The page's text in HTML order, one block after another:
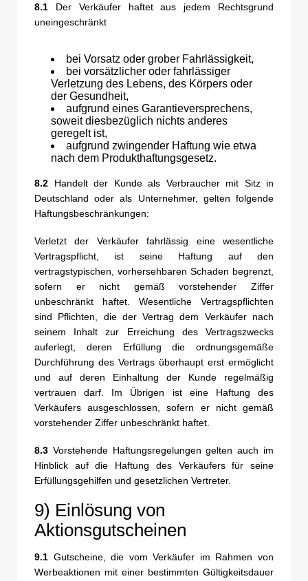
8.1 Der Verkäufer haftet aus jedem Rechtsgrund
uneingeschränkt
bei Vorsatz oder grober Fahrlässigkeit,
bei vorsätzlicher oder fahrlässiger
Verletzung des Lebens, des Körpers oder
der Gesundheit,
aufgrund eines Garantieversprechens,
soweit diesbezüglich nichts anderes
geregelt ist,
aufgrund zwingender Haftung wie etwa
nach dem Produkthaftungsgesetz.
8.2 Handelt der Kunde als Verbraucher mit Sitz in
Deutschland oder als Unternehmer, gelten folgende
Haftungsbeschränkungen:
Verletzt der Verkäufer fahrlässig eine wesentliche
Vertragspflicht, ist seine Haftung auf den
vertragstypischen, vorhersehbaren Schaden begrenzt,
sofern er nicht gemäß vorstehender Ziffer
unbeschränkt haftet. Wesentliche Vertragspflichten
sind Pflichten, die der Vertrag dem Verkäufer nach
seinem Inhalt zur Erreichung des Vertragszwecks
auferlegt, deren Erfüllung die ordnungsgemäße
Durchführung des Vertrags überhaupt erst ermöglicht
und auf deren Einhaltung der Kunde regelmäßig
vertrauen darf. Im Übrigen ist eine Haftung des
Verkäufers ausgeschlossen, sofern er nicht gemäß
vorstehender Ziffer unbeschränkt haftet.
8.3 Vorstehende Haftungsregelungen gelten auch im
Hinblick auf die Haftung des Verkäufers für seine
Erfüllungsgehilfen und gesetzlichen Vertreter.
9) Einlösung von
Aktionsgutscheinen
9.1 Gutscheine, die vom Verkäufer im Rahmen von
Werbeaktionen mit einer bestimmten Gültigkeitsdauer